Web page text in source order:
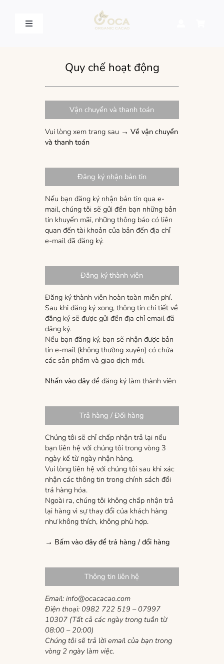
Toggle
SẢN PHẨM – PRODUCT
Quy chế hoạt động
Vận chuyển và thanh toán
Vui lòng xem trang sau → Về vận chuyển
và thanh toán
Đăng ký nhận bản tin
Nếu bạn đăng ký nhận bản tin qua e-
mail, chúng tôi sẽ gửi đến bạn những bản
tin khuyến mãi, những thông báo có liên
quan đến tài khoản của bản đến địa chỉ
e-mail đã đăng ký.
Đăng ký thành viên
Đăng ký thành viên hoàn toàn miễn phí.
Sau khi đăng ký xong, thông tin chi tiết về
đăng ký sẽ được gửi đến địa chỉ email đã
đăng ký.
Nếu bạn đăng ký, bạn sẽ nhận được bản
tin e-mail (không thường xuyên) có chứa
các sản phẩm và giao dịch mới.
Nhấn vào đâyđể đăng ký làm thành viên
Trả hàng / Đổi hàng
Chúng tôi sẽ chỉ chấp nhận trả lại nếu
bạn liên hệ với chúng tôi trong vòng 3
ngày kể từ ngày nhận hàng.
Vui lòng liên hệ với chúng tôi sau khi xác
nhận các thông tin trong chính sách đổi
trả hàng hóa.
Ngoài ra, chúng tôi không chấp nhận trả
lại hàng vì sự thay đổi của khách hàng
như không thích, không phù hợp.
→ Bấm vào đây để trả hàng / đổi hàng
Thông tin liên hệ
Email: info@ocacacao.com
Điện thoại: 0982 722 519 – 07997
10307(Tất cả các ngày trong tuần từ
08:00 – 20:00)
Chúng tôi sẽ trả lời email của bạn trong
vòng 2 ngày làm việc.